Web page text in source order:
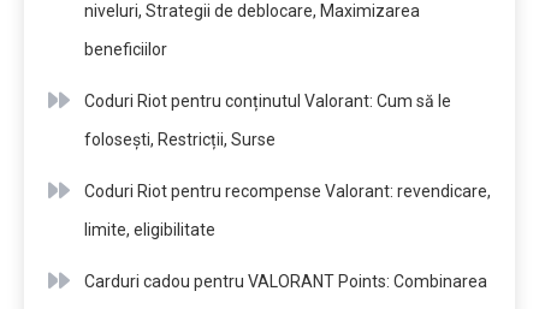
niveluri, Strategii de deblocare, Maximizarea
beneficiilor
Coduri Riot pentru conținutul Valorant: Cum să le
folosești, Restricții, Surse
Coduri Riot pentru recompense Valorant: revendicare,
limite, eligibilitate
Carduri cadou pentru VALORANT Points: Combinarea